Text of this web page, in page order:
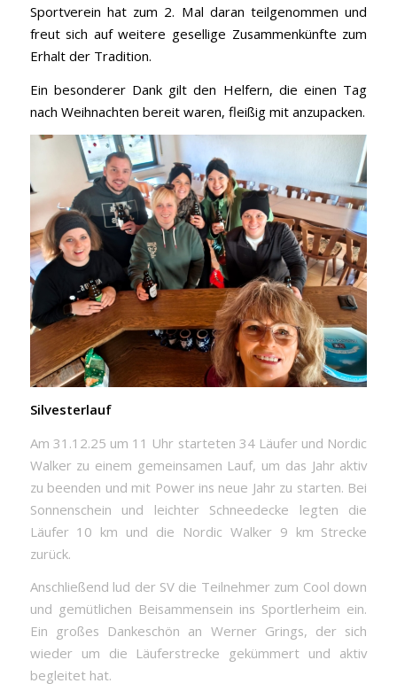
Sportverein hat zum 2. Mal daran teilgenommen und
freut sich auf weitere gesellige Zusammenkünfte zum
Erhalt der Tradition.
Ein besonderer Dank gilt den Helfern, die einen Tag
nach Weihnachten bereit waren, fleißig mit anzupacken.
Silvesterlauf
Am 31.12.25 um 11 Uhr starteten 34 Läufer und Nordic
Walker zu einem gemeinsamen Lauf, um das Jahr aktiv
zu beenden und mit Power ins neue Jahr zu starten. Bei
Sonnenschein und leichter Schneedecke legten die
Läufer 10 km und die Nordic Walker 9 km Strecke
zurück.
Anschließend lud der SV die Teilnehmer zum Cool down
und gemütlichen Beisammensein ins Sportlerheim ein.
Ein großes Dankeschön an Werner Grings, der sich
wieder um die Läuferstrecke gekümmert und aktiv
begleitet hat.